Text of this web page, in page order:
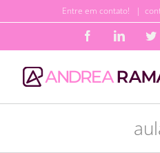
o
conteúdo
Entre em contato! |
FacebookLinkedIn